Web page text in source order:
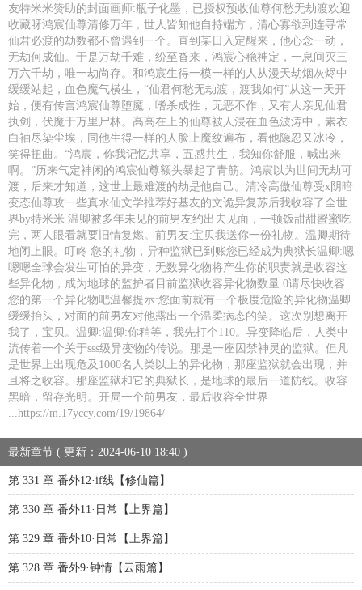
友特米米赞助的封面画师:瓶子化墨，已授权预收仙尊何愁无劫渡欢迎
收藏呀鸿宸仙尊清修万年，世人皆知他自持端方，清心寡欲到连寻常
仙君必渡的劫数都不曾遇到一个。直到某日入定醒来，他心念一动，
无劫何成仙。于是万劫千难，纷至沓来，鸿宸心稳神定，一息间灭三
万六千劫，唯一劫尚存。和鸿宸生得一模一样的人从漫天劫烟灰烬中
缓缓站起，血色魔气横生，“仙君何愁无劫渡，渡我如何”从这一天开
始，便有传言鸿宸仙尊堕魔，嗜杀成性，无恶不作，又有人亲见仙君
执剑，伏魔于万里尸林。高高在上的仙尊被人浸在血色波涛中，素衣
白袖尽染尘埃，同他生得一样的人脸上魔纹遍布，看他隐忍又冰冷，
笑得扭曲。“鸿宸，你我记忆共享，五感共生，我知你舒服，喊出来
啊。”历来气定神闲的鸿宸仙尊额头暴起了青筋。鸿宸以为世间无劫可
渡，后来才知道，这世上最难渡的劫是他自己。清冷高傲仙尊受x阴暗
变态仙尊攻一些真水仙文学推荐好基友的文诡异复苏后我收容了全世
界by特米米 温卿被多年未见的前男友约出去见面，一顿饭甜甜蜜蜜吃
完，两人眼看就要旧情复燃。前男友:宝贝我送你一份礼物。温卿期待
地闭上眼。叮咚 您的礼物，异种监狱已到账您已经成为典狱长温卿:嗯
嗯嗯全球会发生可怕的异变，无数异化物将产生你的职责就是收容这
些异化物，成为地球的监护者目前监狱收容异化物数量:0请尽快收容
您的第一个异化物吧温馨提示:您面前就有一个极度危险的异化物温卿
缓缓抬头，对面的前男友对他露出一个温柔病态的笑。这次别想离开
我了，宝贝。温卿:温卿:你稍等，我先打个110。异变降临后，人类中
流传着一个关于sss级异变物的传说。那是一座囚禁神灵的监狱。但凡
是世界上出现危及1000名人类以上的异化物，那座监狱就会出现，并
且将之收容。那座监狱和它的典狱长，是地球的最后一道防线。收容
黑暗，留存光明。开局一个前男友，最后收容全世界
...https://m.17yccy.com/19/19864/
最新章节 ( 更新：2024-06-10 18:40 )
第 331 章 番外12·if线【修仙篇】
第 330 章 番外11·日常【上界篇】
第 329 章 番外10·日常【上界篇】
第 328 章 番外9·钟情【云雨篇】